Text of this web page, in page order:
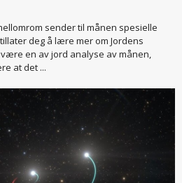
sender til månen spesielle
deg å lære mer om Jordens
en av jord analyse av månen,
at det ...